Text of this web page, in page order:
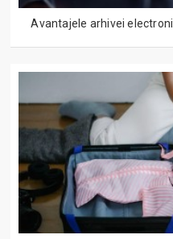
Avantajele arhivei